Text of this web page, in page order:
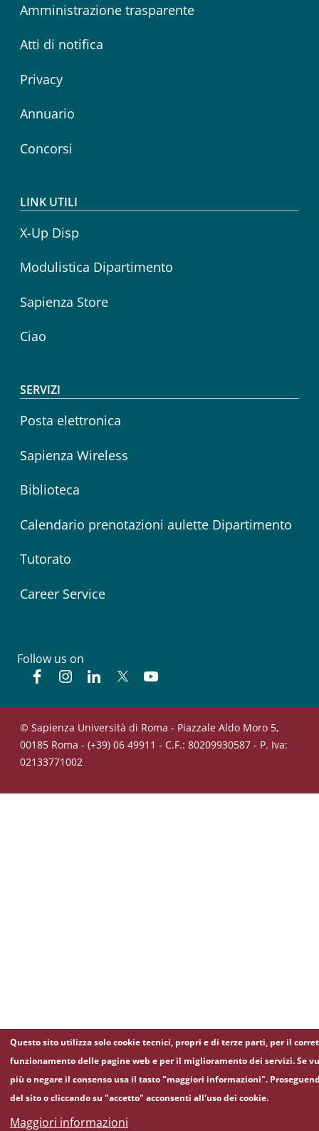
Amministrazione trasparente
Atti di notifica
Privacy
Annuario
Concorsi
LINK UTILI
X-Up Disp
Modulistica Dipartimento
Sapienza Store
Ciao
SERVIZI
Posta elettronica
Sapienza Wireless
Biblioteca
Calendario prenotazioni aulette Dipartimento
Tutorato
Career Service
Follow us on
FacebookInstagramLinkedinTwitter
© Sapienza Università di Roma - Piazzale Aldo Moro 5,
00185 Roma - (+39) 06 49911 - C.F.: 80209930587 - P. Iva:
02133771002
Questo sito utilizza solo cookie tecnici, propri e di terze parti, per il
funzionamento delle pagine web e per il miglioramento dei servizi. Se
più o negare il consenso usa il tasto "maggiori informazioni".
del sito o cliccando su "accetto" acconsenti all'uso dei cookie.
Maggiori informazioni